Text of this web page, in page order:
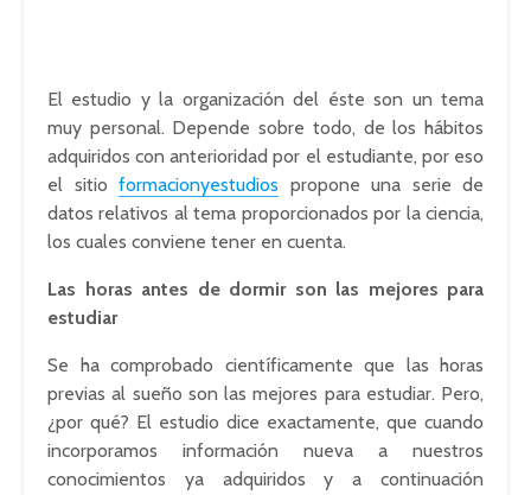
El estudio y la organización del éste son un tema
muy personal. Depende sobre todo, de los hábitos
adquiridos con anterioridad por el estudiante, por eso
el sitio formacionyestudios propone una serie de
datos relativos al tema proporcionados por la ciencia,
los cuales conviene tener en cuenta.
Las horas antes de dormir son las mejores para
estudiar
Se ha comprobado científicamente que las horas
previas al sueño son las mejores para estudiar. Pero,
¿por qué? El estudio dice exactamente, que cuando
incorporamos información nueva a nuestros
conocimientos ya adquiridos y a continuación